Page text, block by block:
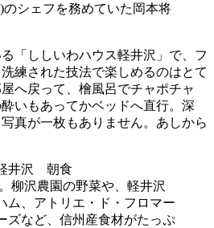
シェフを務めていた岡本将
「ししいわハウス軽井沢」で、フ
練された技法で楽しめるのはとて
へ戻って、檜風呂でチャポチャ
いもあってかベッドへ直行。深
真が一枚もありません。あしから
柳沢農園の野菜や、軽井沢
ム、アトリエ・ド・フロマー
ズなど、信州産食材がたっぷ